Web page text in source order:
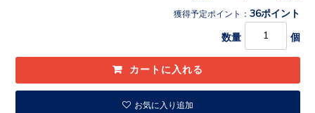
獲得予定ポイント： 36ポイント
数量 個
お気に入り追加